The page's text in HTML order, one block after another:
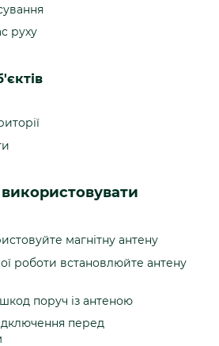
руху
магнітну антену
роботи встановлюйте антену
поруч із антеною
перед